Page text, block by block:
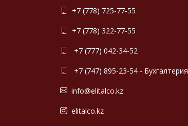
+7 (778) 725-77-55
+7 (778) 322-77-55
+7 (777) 042-34-52
+7 (747) 895-23-54 - Бухгалтерия
info@elitalco.kz
elitalco.kz